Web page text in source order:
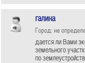
галина
Город: не
дается ли Вами
земельного
по